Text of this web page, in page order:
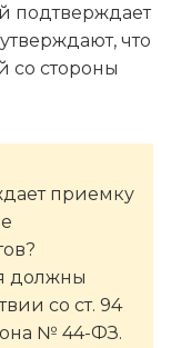
подтверждает
что
со стороны
приемку
должны
со ст. 94
№ 44-ФЗ.